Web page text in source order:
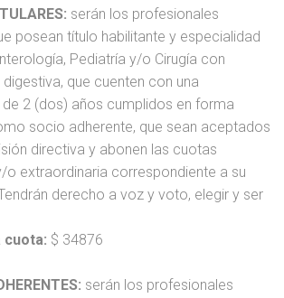
serán los profesionales
posean título habilitante y especialidad
Pediatría y/o Cirugía con
que cuenten con una
de 2 (dos) años cumplidos en forma
socio adherente, que sean aceptados
directiva y abonen las cuotas
o extraordinaria correspondiente a su
derecho a voz y voto, elegir y ser
cuota: $ 34876
serán los profesionales